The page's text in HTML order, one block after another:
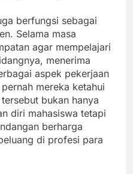
berfungsi sebagai
Selama masa
agar mempelajari
menerima
aspek pekerjaan
mereka ketahui
bukan hanya
diri mahasiswa tetapi
berharga
di profesi para